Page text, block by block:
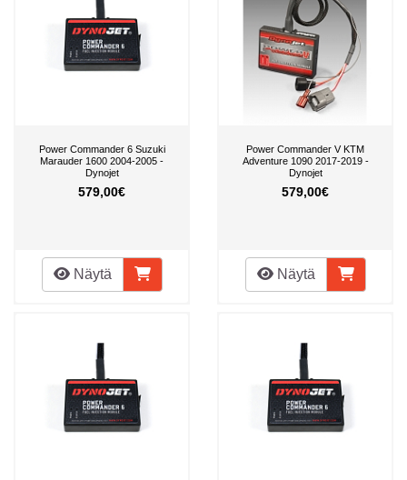
Power Commander 6 Suzuki
Marauder 1600 2004-2005 -
Dynojet
579,00€
Näytä
Power Commander V KTM
Adventure 1090 2017-2019 -
Dynojet
579,00€
Näytä